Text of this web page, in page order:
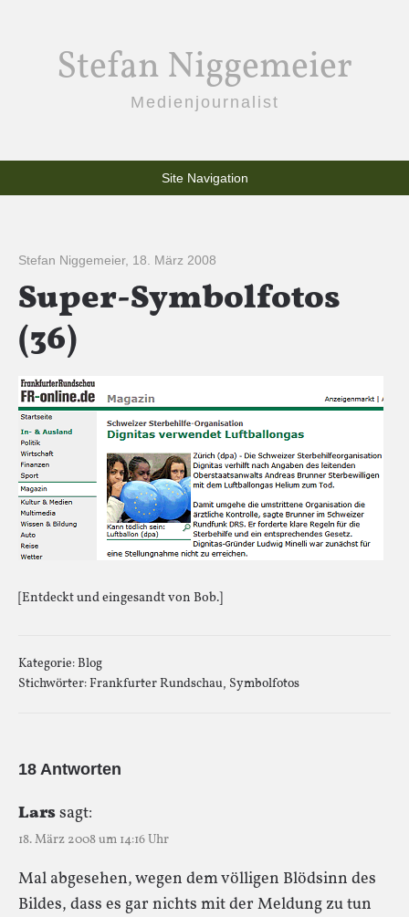
Stefan Niggemeier
Medienjournalist
Site Navigation
Stefan Niggemeier, 18. März 2008
Super-Symbolfotos
(36)
[Entdeckt und eingesandt von Bob.]
Kategorie:Blog
Stichwörter:Frankfurter Rundschau, Symbolfotos
18 Antworten
Larssagt:
18. März 2008 um 14:16 Uhr
Mal abgesehen, wegen dem völligen Blödsinn des
Bildes, dass es gar nichts mit der Meldung zu tun